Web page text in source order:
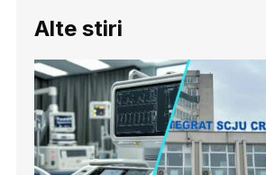
Alte stiri